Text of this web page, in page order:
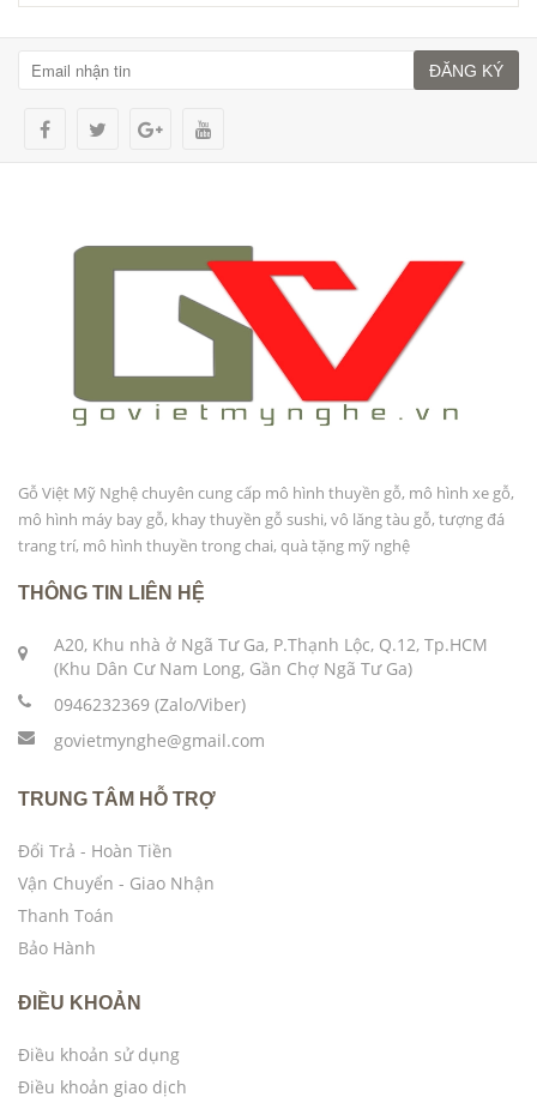
ĐĂNG KÝ
Gỗ Việt Mỹ Nghệ chuyên cung cấp mô hình thuyền gỗ, mô hình xe gỗ,
mô hình máy bay gỗ, khay thuyền gỗ sushi, vô lăng tàu gỗ, tượng đá
trang trí, mô hình thuyền trong chai, quà tặng mỹ nghệ
THÔNG TIN LIÊN HỆ
A20, Khu nhà ở Ngã Tư Ga, P.Thạnh Lộc, Q.12, Tp.HCM
(Khu Dân Cư Nam Long, Gần Chợ Ngã Tư Ga)
0946232369 (Zalo/Viber)
govietmynghe@gmail.com
TRUNG TÂM HỖ TRỢ
Đổi Trả - Hoàn Tiền
Vận Chuyển - Giao Nhận
Thanh Toán
Bảo Hành
ĐIỀU KHOẢN
Điều khoản sử dụng
Điều khoản giao dịch